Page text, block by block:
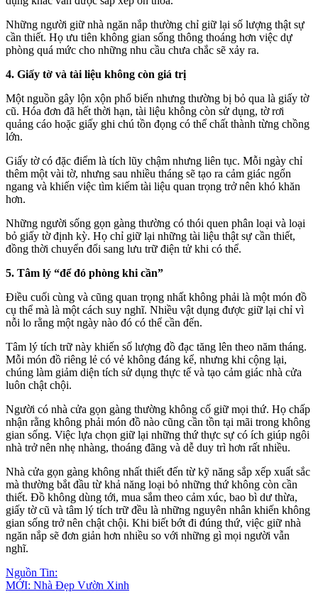
Những người giữ nhà ngăn nắp thường chỉ giữ lại số lượng thật sự
cần thiết. Họ ưu tiên không gian sống thông thoáng hơn việc dự
phòng quá mức cho những nhu cầu chưa chắc sẽ xảy ra.
4. Giấy tờ và tài liệu không còn giá trị
Một nguồn gây lộn xộn phổ biến nhưng thường bị bỏ qua là giấy tờ
cũ. Hóa đơn đã hết thời hạn, tài liệu không còn sử dụng, tờ rơi
quảng cáo hoặc giấy ghi chú tồn đọng có thể chất thành từng chồng
lớn.
Giấy tờ có đặc điểm là tích lũy chậm nhưng liên tục. Mỗi ngày chỉ
thêm một vài tờ, nhưng sau nhiều tháng sẽ tạo ra cảm giác ngổn
ngang và khiến việc tìm kiếm tài liệu quan trọng trở nên khó khăn
hơn.
Những người sống gọn gàng thường có thói quen phân loại và loại
bỏ giấy tờ định kỳ. Họ chỉ giữ lại những tài liệu thật sự cần thiết,
đồng thời chuyển đổi sang lưu trữ điện tử khi có thể.
5. Tâm lý “để đó phòng khi cần”
Điều cuối cùng và cũng quan trọng nhất không phải là một món đồ
cụ thể mà là một cách suy nghĩ. Nhiều vật dụng được giữ lại chỉ vì
nỗi lo rằng một ngày nào đó có thể cần đến.
Tâm lý tích trữ này khiến số lượng đồ đạc tăng lên theo năm tháng.
Mỗi món đồ riêng lẻ có vẻ không đáng kể, nhưng khi cộng lại,
chúng làm giảm diện tích sử dụng thực tế và tạo cảm giác nhà cửa
luôn chật chội.
Người có nhà cửa gọn gàng thường không cố giữ mọi thứ. Họ chấp
nhận rằng không phải món đồ nào cũng cần tồn tại mãi trong không
gian sống. Việc lựa chọn giữ lại những thứ thực sự có ích giúp ngôi
nhà trở nên nhẹ nhàng, thoáng đãng và dễ duy trì hơn rất nhiều.
Nhà cửa gọn gàng không nhất thiết đến từ kỹ năng sắp xếp xuất sắc
mà thường bắt đầu từ khả năng loại bỏ những thứ không còn cần
thiết. Đồ không dùng tới, mua sắm theo cảm xúc, bao bì dư thừa,
giấy tờ cũ và tâm lý tích trữ đều là những nguyên nhân khiến không
gian sống trở nên chật chội. Khi biết bớt đi đúng thứ, việc giữ nhà
ngăn nắp sẽ đơn giản hơn nhiều so với những gì mọi người vẫn
nghĩ.
Nguồn Tin:
MỚI: Nhà Đẹp Vườn Xinh